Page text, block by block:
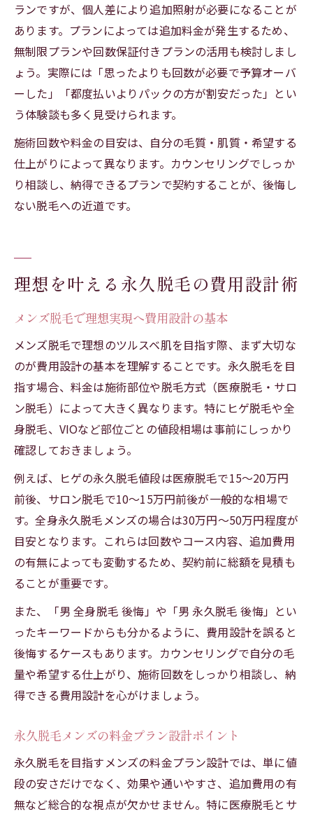
ランですが、個人差により追加照射が必要になることが
あります。プランによっては追加料金が発生するため、
無制限プランや回数保証付きプランの活用も検討しまし
ょう。実際には「思ったよりも回数が必要で予算オーバ
ーした」「都度払いよりパックの方が割安だった」とい
う体験談も多く見受けられます。
施術回数や料金の目安は、自分の毛質・肌質・希望する
仕上がりによって異なります。カウンセリングでしっか
り相談し、納得できるプランで契約することが、後悔し
ない脱毛への近道です。
理想を叶える永久脱毛の費用設計術
メンズ脱毛で理想実現へ費用設計の基本
メンズ脱毛で理想のツルスベ肌を目指す際、まず大切な
のが費用設計の基本を理解することです。永久脱毛を目
指す場合、料金は施術部位や脱毛方式（医療脱毛・サロ
ン脱毛）によって大きく異なります。特にヒゲ脱毛や全
身脱毛、VIOなど部位ごとの値段相場は事前にしっかり
確認しておきましょう。
例えば、ヒゲの永久脱毛値段は医療脱毛で15〜20万円
前後、サロン脱毛で10〜15万円前後が一般的な相場で
す。全身永久脱毛メンズの場合は30万円〜50万円程度が
目安となります。これらは回数やコース内容、追加費用
の有無によっても変動するため、契約前に総額を見積も
ることが重要です。
また、「男 全身脱毛 後悔」や「男 永久脱毛 後悔」とい
ったキーワードからも分かるように、費用設計を誤ると
後悔するケースもあります。カウンセリングで自分の毛
量や希望する仕上がり、施術回数をしっかり相談し、納
得できる費用設計を心がけましょう。
永久脱毛メンズの料金プラン設計ポイント
永久脱毛を目指すメンズの料金プラン設計では、単に値
段の安さだけでなく、効果や通いやすさ、追加費用の有
無など総合的な視点が欠かせません。特に医療脱毛とサ